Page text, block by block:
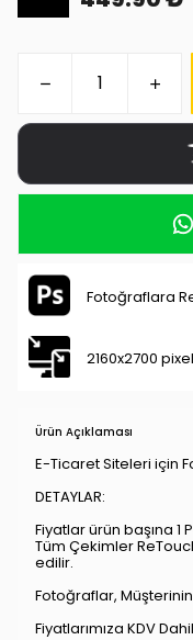
Fotoğraflara
2160x2700
Ürün Açıklaması
E-Ticaret Siteleri için
DETAYLAR:
Fiyatlar ürün başına 1
Tüm Çekimler
edilir.
Fotoğraflar,
Fiyatlarımıza KDV